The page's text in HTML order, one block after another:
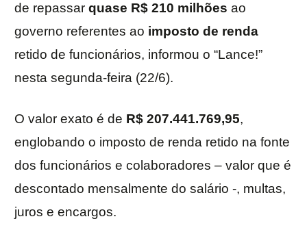
de repassar quase R$ 210 milhões ao
governo referentes ao imposto de renda
retido de funcionários, informou o “Lance!”
nesta segunda-feira (22/6).
O valor exato é de R$ 207.441.769,95,
englobando o imposto de renda retido na fonte
dos funcionários e colaboradores – valor que é
descontado mensalmente do salário -, multas,
juros e encargos.